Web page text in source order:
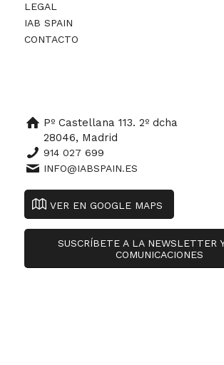
LEGAL
IAB SPAIN
CONTACTO
Pº Castellana 113. 2º dcha
28046, Madrid
914 027 699
INFO@IABSPAIN.ES
VER EN GOOGLE MAPS
SUSCRÍBETE A LA NEWSLETTER
COMUNICACIONES